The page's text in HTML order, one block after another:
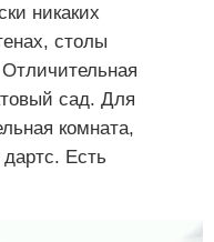
никаких
столы
сад. Для
комната,
Есть